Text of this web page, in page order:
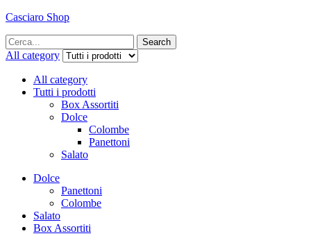
Casciaro Shop
Menu
Search
for:
Search
All category
All category
Tutti i prodotti
Box Assortiti
Dolce
Colombe
Panettoni
Salato
Dolce
Panettoni
Colombe
Salato
Box Assortiti